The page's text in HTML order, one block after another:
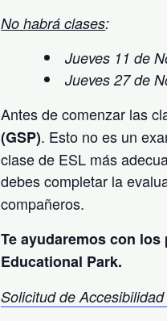
No habrá clases:
Jueves 11 de
Jueves 27 de
Antes de comenzar las
(GSP). Esto no es un
clase de ESL más
debes completar la
compañeros.
Te ayudaremos con
Educational Park.
Solicitud de Accesibilidad